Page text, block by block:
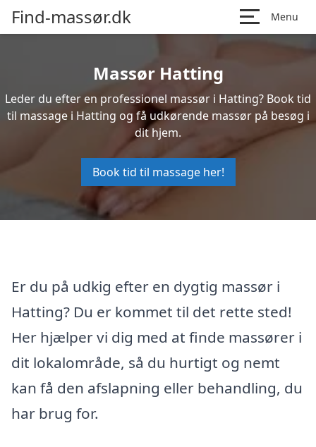
Find-massør.dk Menu
Massør Hatting
Leder du efter en professionel massør i Hatting? Book tid
til massage i Hatting og få udkørende massør på besøg i
dit hjem.
Book tid til massage her!
Er du på udkig efter en dygtig massør i
Hatting? Du er kommet til det rette sted!
Her hjælper vi dig med at finde massører i
dit lokalområde, så du hurtigt og nemt
kan få den afslapning eller behandling, du
har brug for.